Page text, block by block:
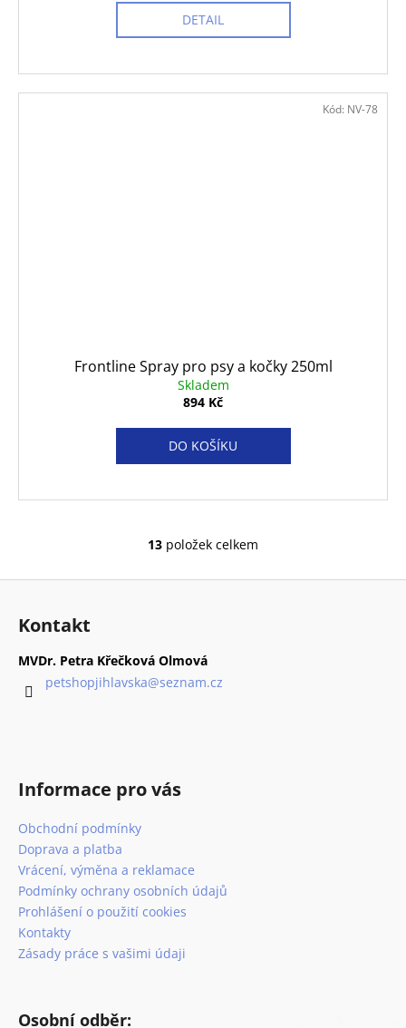
DETAIL
Frontline Spray pro psy a kočky 250ml
Skladem
894 Kč
DO KOŠÍKU
Kód: NV-78
O
a
c
í
s
13 položek celkem
Z
Kontakt
MVDr. Petra Křečková Olmová
petshopjihlavska@seznam.cz
Informace pro vás
Obchodní podmínky
Doprava a platba
Vrácení, výměna a reklamace
Podmínky ochrany osobních údajů
Prohlášení o použití cookies
Kontakty
Zásady práce s vašimi údaji
Osobní odběr: